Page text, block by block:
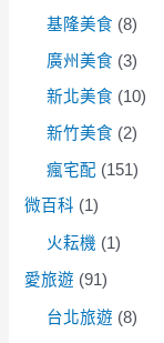
基隆美食 (8)
廣州美食 (3)
新北美食 (10)
新竹美食 (2)
瘋宅配 (151)
微百科 (1)
火耘機 (1)
愛旅遊 (91)
台北旅遊 (8)